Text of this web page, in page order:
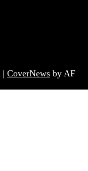
| CoverNews by AF